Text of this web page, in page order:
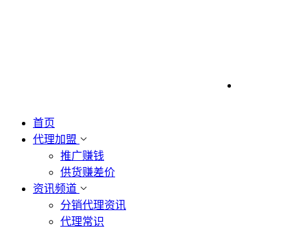
首页
代理加盟
推广赚钱
供货赚差价
资讯频道
分销代理资讯
代理常识